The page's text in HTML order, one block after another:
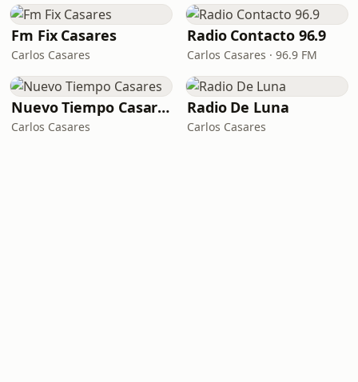
Fm Fix Casares
Carlos Casares
Radio Contacto 96.9
Carlos Casares · 96.9 FM
Nuevo Tiempo Casares
Carlos Casares
Radio De Luna
Carlos Casares